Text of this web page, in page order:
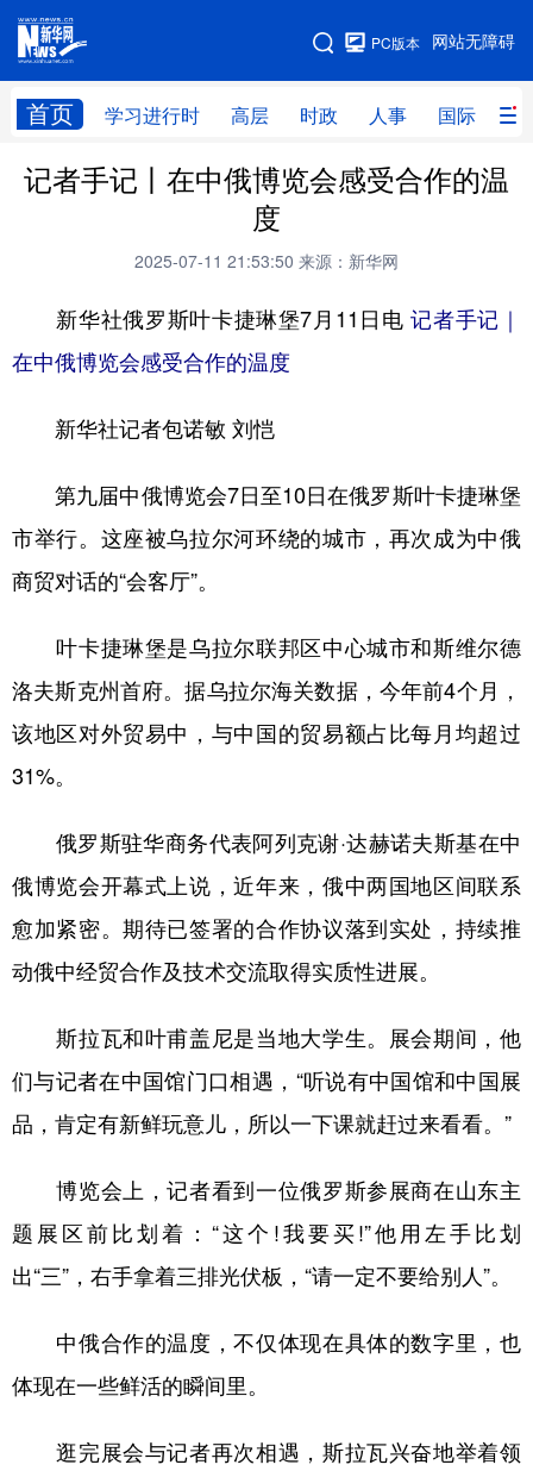
网站无障碍
PC版本
首页 学习进行时 高层 时政 人事 国际 财
网站地图
学习进行时 高层 时政 人事
科技 科创 量子 体育
文化 书画
访谈 视频
食品 人居 信息化 数字经济
学术中国 乡村振兴
彩票 娱乐 时尚 悦读
公益 一带一路 亚太网 上市公司
文化产业
北京 天津 河北 山西
辽宁 吉林 上海
山东 河南 湖北 湖南
广东 广西 海南 重庆
陕西 宁夏
新疆 内蒙古 黑龙江
多语种频道
Русский язык 日本語 한국어
记者手记丨在中俄博览会感受合作的温
度
2025-07-11 21:53:50 来源：新华网
新华社俄罗斯叶卡捷琳堡7月11日电记者手记｜
在中俄博览会感受合作的温度
新华社记者包诺敏 刘恺
第九届中俄博览会7日至10日在俄罗斯叶卡捷琳堡
市举行。这座被乌拉尔河环绕的城市，再次成为中俄
商贸对话的“会客厅”。
叶卡捷琳堡是乌拉尔联邦区中心城市和斯维尔德
洛夫斯克州首府。据乌拉尔海关数据，今年前4个月，
该地区对外贸易中，与中国的贸易额占比每月均超过
31%。
俄罗斯驻华商务代表阿列克谢·达赫诺夫斯基在中
俄博览会开幕式上说，近年来，俄中两国地区间联系
愈加紧密。期待已签署的合作协议落到实处，持续推
动俄中经贸合作及技术交流取得实质性进展。
斯拉瓦和叶甫盖尼是当地大学生。展会期间，他
们与记者在中国馆门口相遇，“听说有中国馆和中国展
品，肯定有新鲜玩意儿，所以一下课就赶过来看看。”
博览会上，记者看到一位俄罗斯参展商在山东主
题展区前比划着：“这个!我要买!”他用左手比划
出“三”，右手拿着三排光伏板，“请一定不要给别人”。
中俄合作的温度，不仅体现在具体的数字里，也
体现在一些鲜活的瞬间里。
逛完展会与记者再次相遇，斯拉瓦兴奋地举着领